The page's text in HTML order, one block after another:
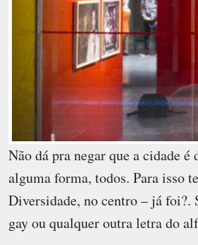
Não dá pra negar que a cidade é
alguma forma, todos. Para isso
Diversidade, no centro – já foi?.
gay ou qualquer outra letra do